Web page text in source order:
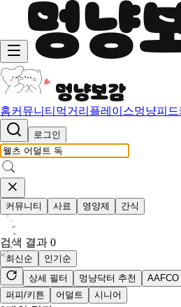
홈커뮤니티 먹거리 플레이스멍냥피드
로그인
커뮤니티 사료 영양제 간식
검색 결과 0
최신순
인기순
상세 필터
멍냥닥터 추천 AAFCO
퍼피/키튼
어덜트 시니어